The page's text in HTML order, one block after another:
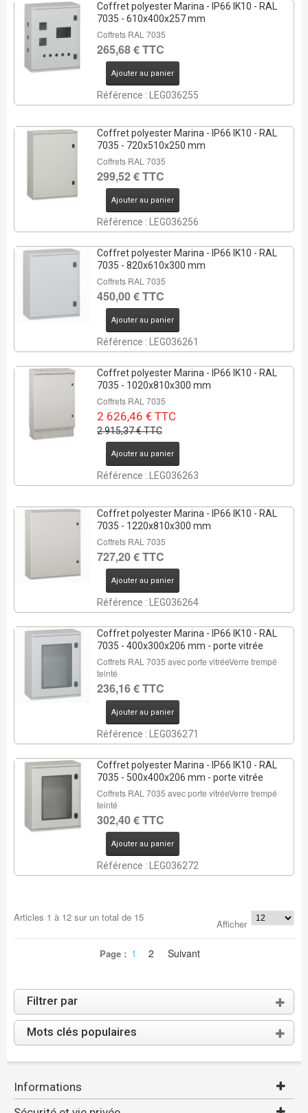
Coffret polyester Marina - IP66 IK10 - RAL
7035 - 610x400x257 mm
Coffrets RAL 7035
265,68 € TTC
Ajouter au panier
Référence : LEG036255
Coffret polyester Marina - IP66 IK10 - RAL
7035 - 720x510x250 mm
Coffrets RAL 7035
299,52 € TTC
Ajouter au panier
Référence : LEG036256
Coffret polyester Marina - IP66 IK10 - RAL
7035 - 820x610x300 mm
Coffrets RAL 7035
450,00 € TTC
Ajouter au panier
Référence : LEG036261
Coffret polyester Marina - IP66 IK10 - RAL
7035 - 1020x810x300 mm
Coffrets RAL 7035
2 626,46 € TTC
2 915,37 € TTC
Ajouter au panier
Référence : LEG036263
Coffret polyester Marina - IP66 IK10 - RAL
7035 - 1220x810x300 mm
Coffrets RAL 7035
727,20 € TTC
Ajouter au panier
Référence : LEG036264
Coffret polyester Marina - IP66 IK10 - RAL
7035 - 400x300x206 mm - porte vitrée
Coffrets RAL 7035 avec porte vitréeVerre trempé
teinté
236,16 € TTC
Ajouter au panier
Référence : LEG036271
Coffret polyester Marina - IP66 IK10 - RAL
7035 - 500x400x206 mm - porte vitrée
Coffrets RAL 7035 avec porte vitréeVerre trempé
teinté
302,40 € TTC
Ajouter au panier
Référence : LEG036272
Articles 1 à 12sur un total de 15
Afficher
Page : 1 2 Suivant
Filtrer par
Mots clés populaires
Informations